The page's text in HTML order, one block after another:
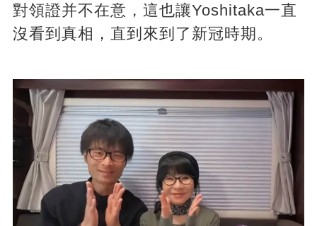
對領證并不在意，這也讓Yoshitaka一直
沒看到真相，直到來到了新冠時期。